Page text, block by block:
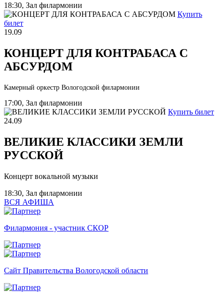
18:30, Зал филармонии
Купить
билет
19.09
КОНЦЕРТ ДЛЯ КОНТРАБАСА С
АБСУРДОМ
Камерный оркестр Вологодской филармонии
17:00, Зал филармонии
Купить билет
24.09
ВЕЛИКИЕ КЛАССИКИ ЗЕМЛИ
РУССКОЙ
Концерт вокальной музыки
18:30, Зал филармонии
ВСЯ АФИША
Филармония - участник СКОР
Сайт Правительства Вологодской области